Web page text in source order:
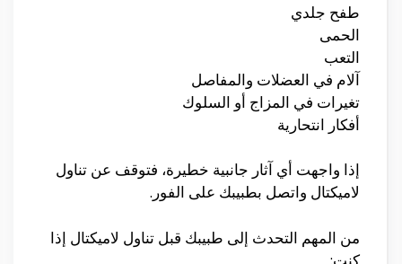
طفح جلدي
الحمى
التعب
آلام في العضلات والمفاصل
تغيرات في المزاج أو السلوك
أفكار انتحارية
إذا واجهت أي آثار جانبية خطيرة، فتوقف عن تناول
لاميكتال واتصل بطبيبك على الفور.
من المهم التحدث إلى طبيبك قبل تناول لاميكتال إذا
كنت: